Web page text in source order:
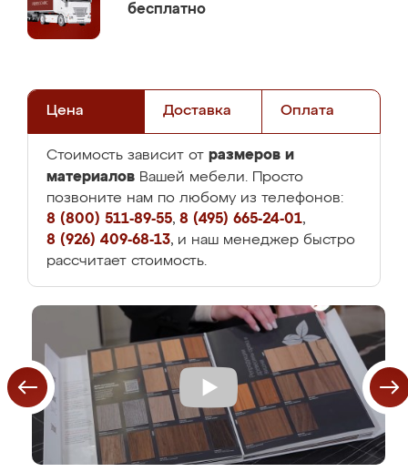
бесплатно
Цена Доставка Оплата
Стоимость зависит от размеров и
материалов Вашей мебели. Просто
позвоните нам по любому из телефонов:
8 (800) 511-89-55, 8 (495) 665-24-01,
8 (926) 409-68-13, и наш менеджер быстро
рассчитает стоимость.